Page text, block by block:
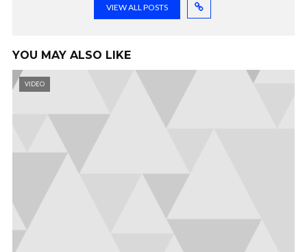
VIEW ALL POSTS
YOU MAY ALSO LIKE
VIDEO